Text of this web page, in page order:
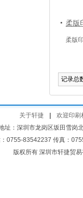
柔版
柔版
记录总
关于轩捷 欢迎印刷
址：深圳市龙岗区坂田雪岗
0755-83542237 传真：
版权所有 深圳市轩捷贸